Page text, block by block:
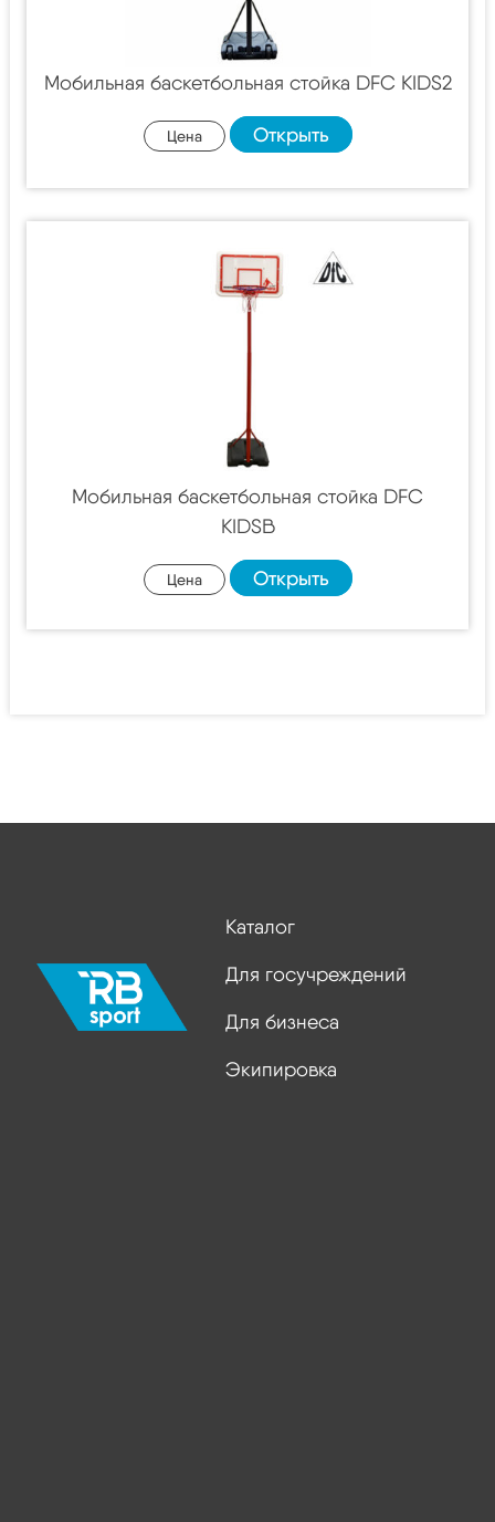
Мобильная баскетбольная стойка DFC KIDS2
Цена Открыть
Мобильная баскетбольная стойка DFC
KIDSB
Цена Открыть
Каталог
Для госучреждений
Для бизнеса
Экипировка